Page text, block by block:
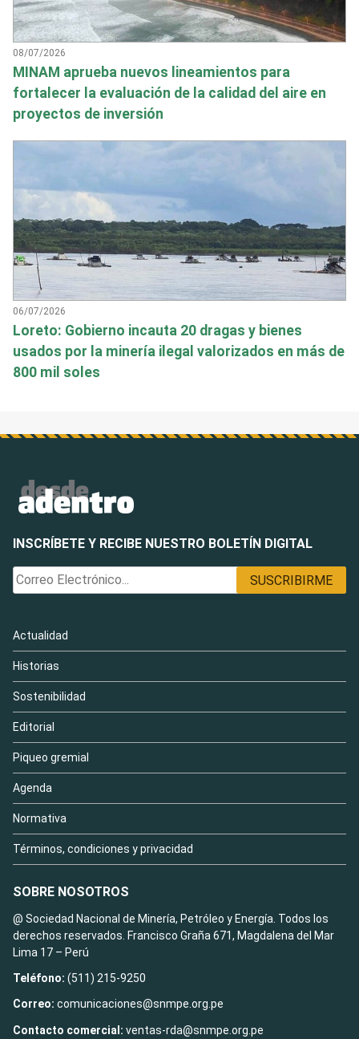
08/07/2026
MINAM aprueba nuevos lineamientos para
fortalecer la evaluación de la calidad del aire en
proyectos de inversión
06/07/2026
Loreto: Gobierno incauta 20 dragas y bienes
usados por la minería ilegal valorizados en más de
800 mil soles
INSCRÍBETE Y RECIBE NUESTRO BOLETÍN DIGITAL
Actualidad
Historias
Sostenibilidad
Editorial
Piqueo gremial
Agenda
Normativa
Términos, condiciones y privacidad
SOBRE NOSOTROS
@ Sociedad Nacional de Minería, Petróleo y Energía. Todos los
derechos reservados. Francisco Graña 671, Magdalena del Mar
Lima 17 – Perú
Teléfono: (511) 215-9250
Correo: comunicaciones@snmpe.org.pe
Contacto comercial: ventas-rda@snmpe.org.pe